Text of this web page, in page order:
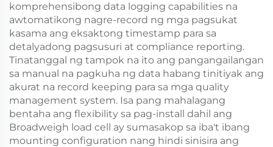
komprehensibong data logging capabilities na
awtomatikong nagre-record ng mga pagsukat
kasama ang eksaktong timestamp para sa
detalyadong pagsusuri at compliance reporting.
Tinatanggal ng tampok na ito ang pangangailangan
sa manual na pagkuha ng data habang tinitiyak ang
akurat na record keeping para sa mga quality
management system. Isa pang mahalagang
bentaha ang flexibility sa pag-install dahil ang
Broadweigh load cell ay sumasakop sa iba't ibang
mounting configuration nang hindi sinisira ang